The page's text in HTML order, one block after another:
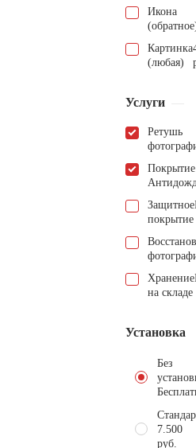
Икона
Картинка
(любая)
Услуги
Ретушь
Покрытие
Защитное
покрытие
Хранение
на складе
Установка
Без
7.500
руб.